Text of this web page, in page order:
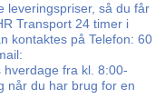
leveringspriser, så du får
Transport 24 timer i
kontaktes på Telefon: 60
fra kl. 8:00-
når du har brug for en